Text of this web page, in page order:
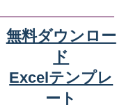
無料ダウンロー
ド
Excelテンプレ
ート